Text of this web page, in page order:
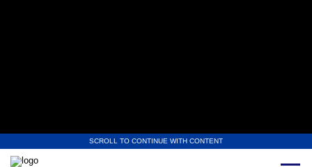
SCROLL TO CONTINUE WITH CONTENT